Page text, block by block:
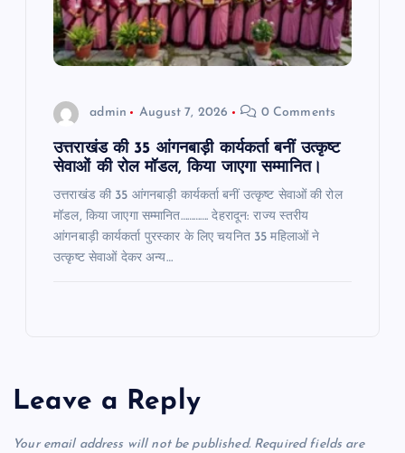
admin August 7, 2026 0 Comments
उत्तराखंड की 35 आंगनबाड़ी कार्यकर्ता बनीं उत्कृष्ट
सेवाओं की रोल मॉडल, किया जाएगा सम्मानित।
उत्तराखंड की 35 आंगनबाड़ी कार्यकर्ता बनीं उत्कृष्ट सेवाओं की रोल
मॉडल, किया जाएगा सम्मानित…………. देहरादून: राज्य स्तरीय
आंगनबाड़ी कार्यकर्ता पुरस्कार के लिए चयनित 35 महिलाओं ने
उत्कृष्ट सेवाओं देकर अन्य…
Leave a Reply
Your email address will not be published. Required fields are